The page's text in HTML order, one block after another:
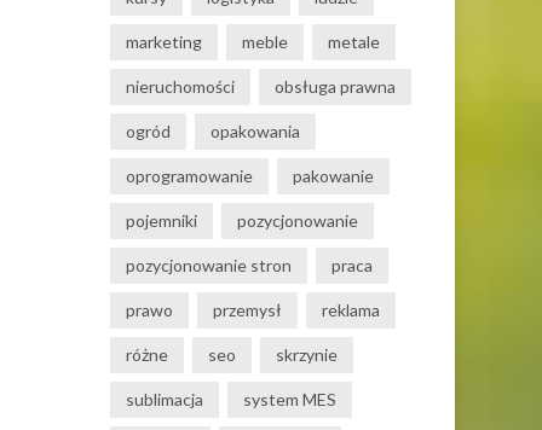
marketing meble metale
nieruchomości obsługa prawna
ogród opakowania
oprogramowanie pakowanie
pojemniki pozycjonowanie
pozycjonowanie stron praca
prawo przemysł reklama
różne seo skrzynie
sublimacja system MES